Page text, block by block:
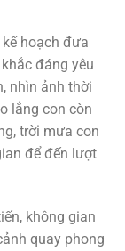
hoạch đưa
đáng yêu
nhìn ảnh thời
lắng con còn
trời mưa con
để đến lượt
không gian
quay phong